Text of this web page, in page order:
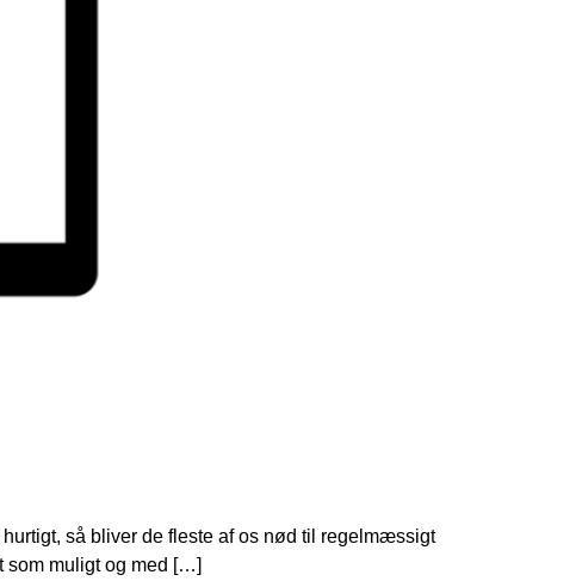
så bliver de fleste af os nød til regelmæssigt
som muligt og med […]